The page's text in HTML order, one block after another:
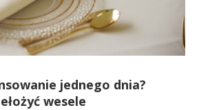
jednego dnia?
wesele